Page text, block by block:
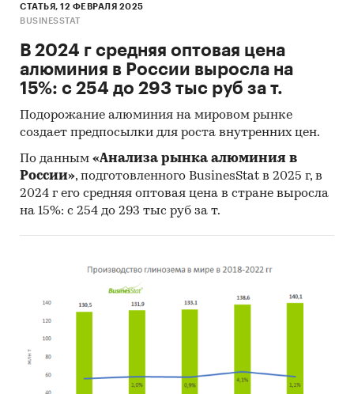
СТАТЬЯ, 12 ФЕВРАЛЯ 2025
BUSINESSTAT
В 2024 г средняя оптовая цена
алюминия в России выросла на
15%: с 254 до 293 тыс руб за т.
Подорожание алюминия на мировом рынке
создает предпосылки для роста внутренних цен.
По данным «Анализа рынка алюминия в
России», подготовленного BusinesStat в 2025 г, в
2024 г его средняя оптовая цена в стране выросла
на 15%: с 254 до 293 тыс руб за т.